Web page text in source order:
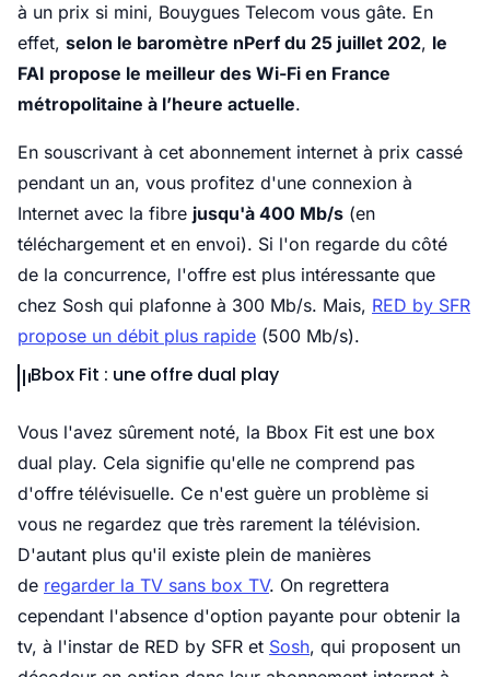
à un prix si mini, Bouygues Telecom vous gâte. En
effet, selon le baromètre nPerf du 25 juillet 202, le
FAI propose le meilleur des Wi-Fi en France
métropolitaine à l’heure actuelle.
En souscrivant à cet abonnement internet à prix cassé
pendant un an, vous profitez d'une connexion à
Internet avec la fibre jusqu'à 400 Mb/s (en
téléchargement et en envoi). Si l'on regarde du côté
de la concurrence, l'offre est plus intéressante que
chez Sosh qui plafonne à 300 Mb/s. Mais, RED by SFR
propose un débit plus rapide (500 Mb/s).
Bbox Fit : une offre dual play
Vous l'avez sûrement noté, la Bbox Fit est une box
dual play. Cela signifie qu'elle ne comprend pas
d'offre télévisuelle. Ce n'est guère un problème si
vous ne regardez que très rarement la télévision.
D'autant plus qu'il existe plein de manières
de regarder la TV sans box TV. On regrettera
cependant l'absence d'option payante pour obtenir la
tv, à l'instar de RED by SFR et Sosh, qui proposent un